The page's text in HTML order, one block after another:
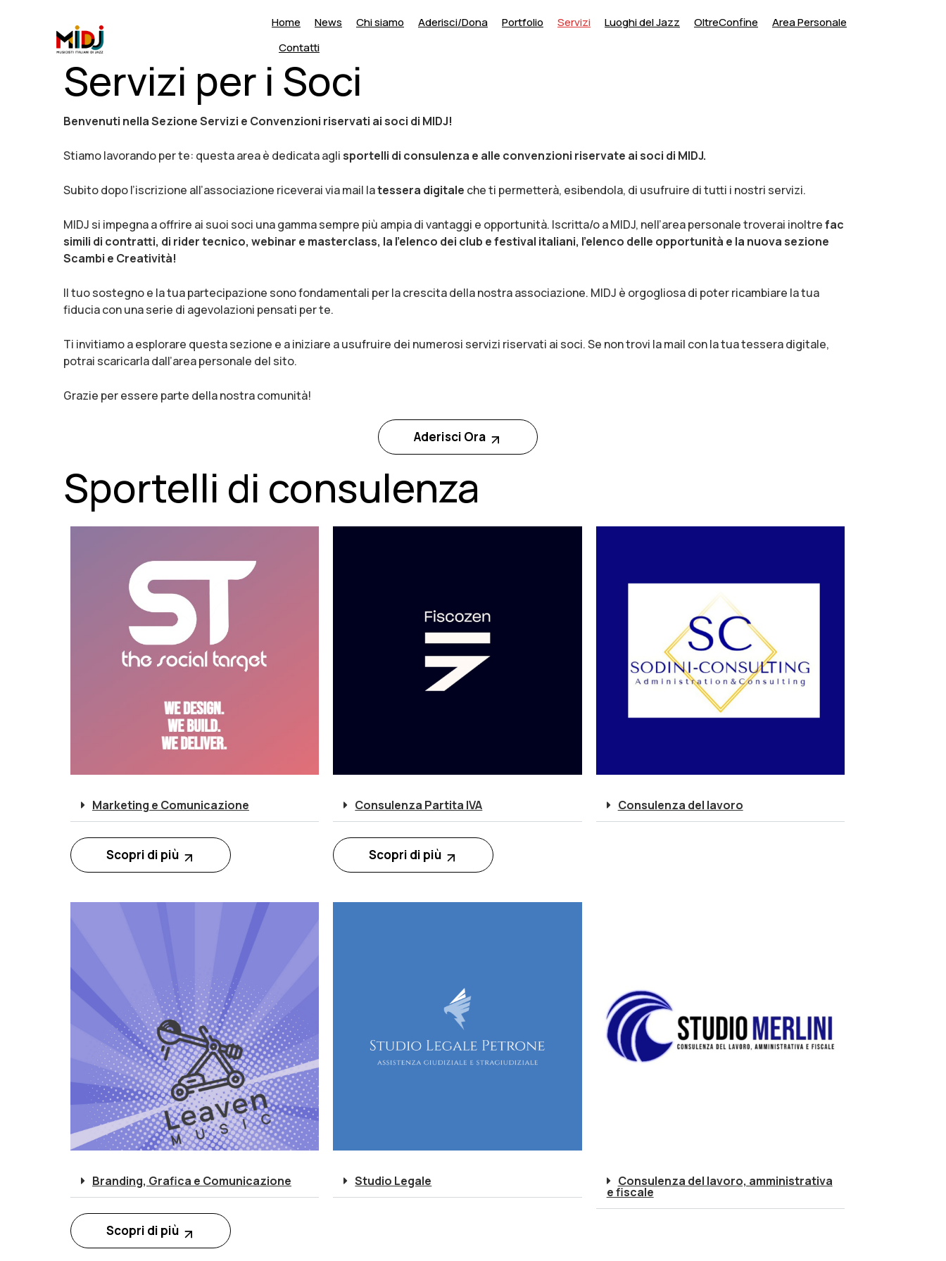
Home News Chi siamo Aderisci/Dona Portfolio Servizi Luoghi del Jazz OltreConfine
Area Personale
Contatti
Servizi per i Soci
Benvenuti nella Sezione Servizi e Convenzioni riservati ai soci di MIDJ!
Stiamo lavorando per te: questa area è dedicata aglisportelli di consulenza e alle convenzioni riservate ai soci di MIDJ.
Subito dopo l’iscrizione all’associazione riceverai via mail latessera digitale che ti permetterà, esibendola, di usufruire di tutti i nostri servizi.
MIDJ si impegna a offrire ai suoi soci una gamma sempre più ampia di vantaggi e opportunità. Iscritta/o a MIDJ, nell’area personale troverai inoltrefac
simili di contratti, di rider tecnico, webinar e masterclass, la l’elenco dei club e festival italiani, l’elenco delle opportunità e la nuova sezione
Scambi e Creatività!
Il tuo sostegno e la tua partecipazione sono fondamentali per la crescita della nostra associazione. MIDJ è orgogliosa di poter ricambiare la tua
fiducia con una serie di agevolazioni pensati per te.
Ti invitiamo a esplorare questa sezione e a iniziare a usufruire dei numerosi servizi riservati ai soci. Se non trovi la mail con la tua tessera digitale,
potrai scaricarla dall’area personale del sito.
Grazie per essere parte della nostra comunità!
Aderisci Ora
Sportelli di consulenza
Marketing e Comunicazione
Scopri di più
Consulenza Partita IVA
Scopri di più
Consulenza del lavoro
Branding, Grafica e Comunicazione
Scopri di più
Studio Legale Consulenza del lavoro, amministrativa
e fiscale